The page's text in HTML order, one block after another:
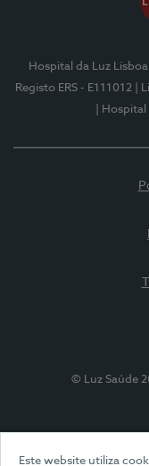
Este website utiliza
Hospital da Luz Lisboa
Registo ERS - E111012
|
|
© Luz Saúde